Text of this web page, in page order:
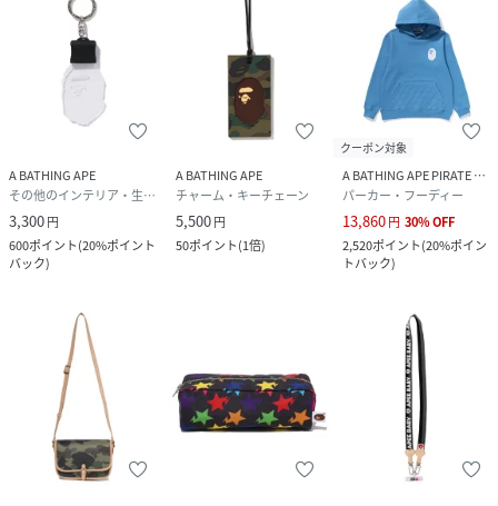
A BATHING APE
その他のインテリア・生活雑貨
3,300円
600ポイント(20%ポイント
バック)
A BATHING APE
チャーム・キーチェーン
5,500円
50ポイント(1倍)
クーポン対象
A BATHING APE PIRATE STORE
パーカー・フーディー
13,860円 30%OFF
2,520ポイント(20%ポイン
トバック)